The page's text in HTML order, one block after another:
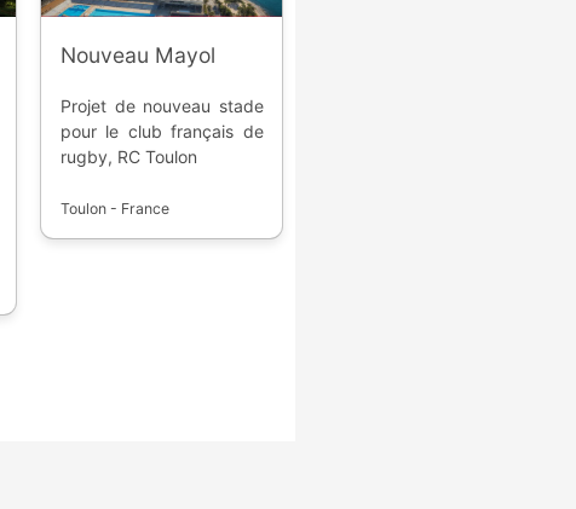
Nouveau Mayol
Projet de nouveau stade
pour le club français de
rugby, RC Toulon
Toulon - France